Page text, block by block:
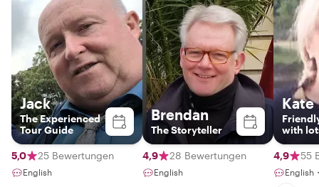
Jack
The Experienced
Tour Guide
5,0 25 Bewertungen
English
Brendan
The Storyteller
4,9 28 Bewertungen
English
Kate
with
stories
history
4,9 55
English